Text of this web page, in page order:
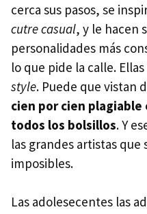
cerca sus pasos, se
cutre casual, y le hacen
personalidades más
lo que pide la calle.
style. Puede que vistan
cien por cien plagiable
todos los bolsillos. Y
las grandes artistas
imposibles.
Las adolesecentes las